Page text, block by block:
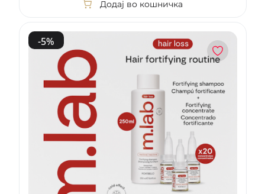
Додај во кошничка
-5%